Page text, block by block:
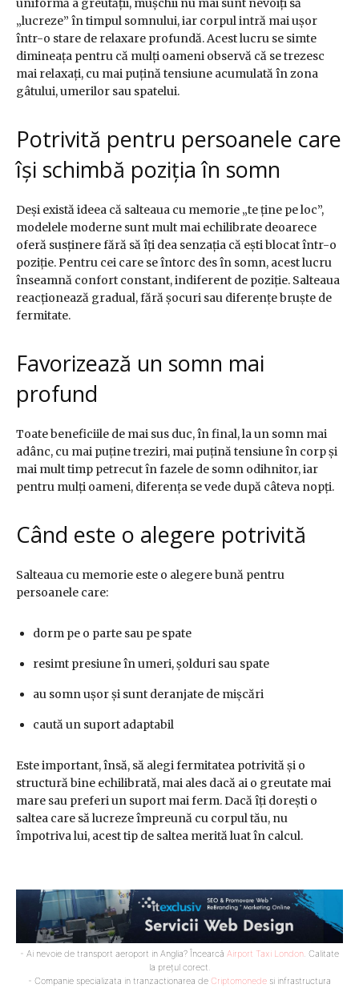
uniformă a greutății, mușchii nu mai sunt nevoiți să
„lucreze” în timpul somnului, iar corpul intră mai ușor
într-o stare de relaxare profundă. Acest lucru se simte
dimineața pentru că mulți oameni observă că se trezesc
mai relaxați, cu mai puțină tensiune acumulată în zona
gâtului, umerilor sau spatelui.
Potrivită pentru persoanele care
își schimbă poziția în somn
Deși există ideea că salteaua cu memorie „te ține pe loc”,
modelele moderne sunt mult mai echilibrate deoarece
oferă susținere fără să îți dea senzația că ești blocat într-o
poziție. Pentru cei care se întorc des în somn, acest lucru
înseamnă confort constant, indiferent de poziție. Salteaua
reacționează gradual, fără șocuri sau diferențe bruște de
fermitate.
Favorizează un somn mai
profund
Toate beneficiile de mai sus duc, în final, la un somn mai
adânc, cu mai puține treziri, mai puțină tensiune în corp și
mai mult timp petrecut în fazele de somn odihnitor, iar
pentru mulți oameni, diferența se vede după câteva nopți.
Când este o alegere potrivită
Salteaua cu memorie este o alegere bună pentru
persoanele care:
dorm pe o parte sau pe spate
resimt presiune în umeri, șolduri sau spate
au somn ușor și sunt deranjate de mișcări
caută un suport adaptabil
Este important, însă, să alegi fermitatea potrivită și o
structură bine echilibrată, mai ales dacă ai o greutate mai
mare sau preferi un suport mai ferm. Dacă îți dorești o
saltea care să lucreze împreună cu corpul tău, nu
împotriva lui, acest tip de saltea merită luat în calcul.
- Ai nevoie de transport aeroport in Anglia? Încearcă Airport Taxi London. Calitate
la prețul corect.
- Companie specializata in tranzactionarea de Criptomonede si infrastructura